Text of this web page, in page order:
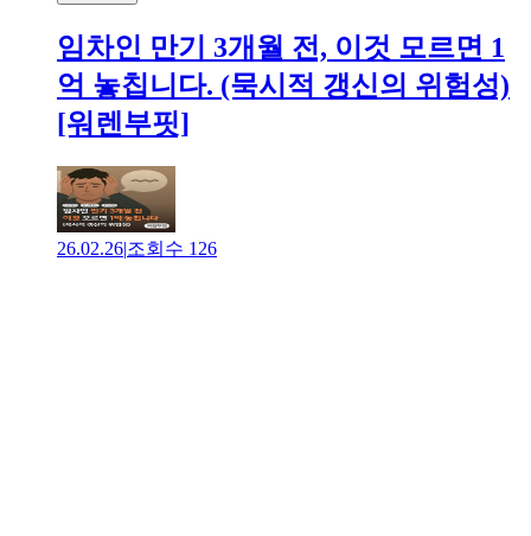
임차인 만기 3개월 전, 이것 모르면 1
억 놓칩니다. (묵시적 갱신의 위험성)
[워렌부핏]
26.02.26|조회수 126